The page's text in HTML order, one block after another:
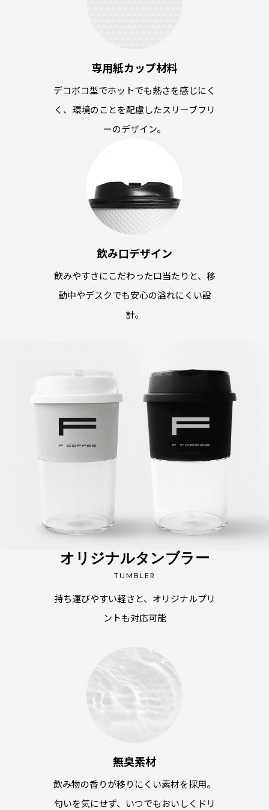
専用紙カップ材料
デコボコ型でホットでも熱さを感じにく
く、環境のことを配慮したスリーブフリ
ーのデザイン。
飲み口デザイン
飲みやすさにこだわった口当たりと、移
動中やデスクでも安心の溢れにくい設
計。
オリジナルタンブラー
TUMBLER
持ち運びやすい軽さと、オリジナルプリ
ントも対応可能
無臭素材
飲み物の香りが移りにくい素材を採用。
匂いを気にせず、いつでもおいしくドリ